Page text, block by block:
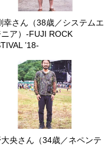
幸さん（38歳／システムエ
ニア）-FUJI ROCK
’18-
央さん（34歳／ネペンテ